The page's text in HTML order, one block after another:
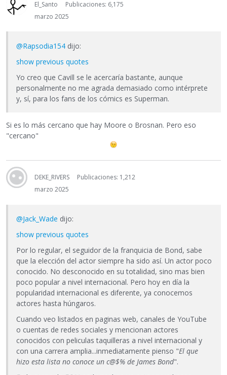
El_Santo
Publicaciones: 6,175
marzo 2025
@Rapsodia154 dijo:
show previous quotes
Yo creo que Cavill se le acercaría bastante, aunque
personalmente no me agrada demasiado como intérprete
y, sí, para los fans de los cómics es Superman.
Si es lo más cercano que hay Moore o Brosnan. Pero eso
"cercano"
DEKE_RIVERS
Publicaciones: 1,212
marzo 2025
@Jack_Wade dijo:
show previous quotes
Por lo regular, el seguidor de la franquicia de Bond, sabe
que la elección del actor siempre ha sido así. Un actor poco
conocido. No desconocido en su totalidad, sino mas bien
poco popular a nivel internacional. Pero hoy en día la
popularidad internacional es diferente, ya conocemos
actores hasta húngaros.
Cuando veo listados en paginas web, canales de YouTube
o cuentas de redes sociales y mencionan actores
conocidos con peliculas taquilleras a nivel internacional y
con una carrera amplia...inmediatamente pienso "El que
hizo esta lista no conoce un c@$% de James Bond".